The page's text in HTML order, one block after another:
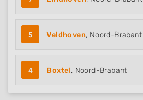
5 Veldhoven, Noord-Brabant
4 Boxtel, Noord-Brabant